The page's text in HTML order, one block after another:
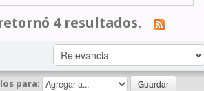
4 resultados.
para: